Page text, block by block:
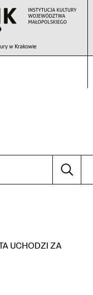
w Krakowie
UCHODZI ZA